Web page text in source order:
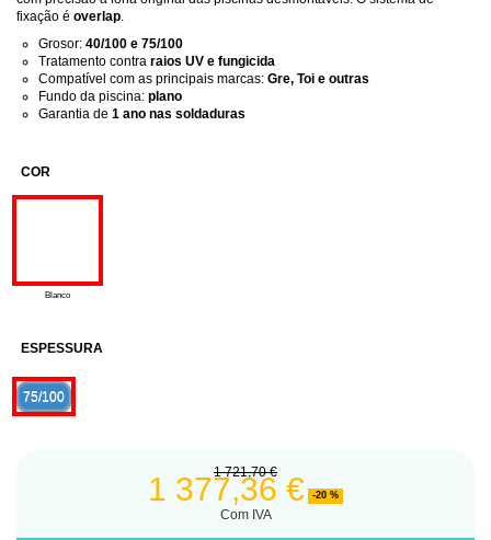
fixação é overlap
Grosor: 40/100 e 75/100
Tratamento contra raios UV e fungicida
Compatível com as principais marcas: Gre, Toi e outras
Fundo da piscina: plano
Garantia de 1 ano nas soldaduras
COR
Blanco
ESPESSURA
75/100
1 721,70 €
1 377,36 € -20 %
Com IVA